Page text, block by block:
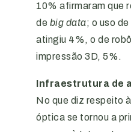
10% afirmaram que
de big data; o uso
atingiu 4%, o de
impressão 3D, 5%.
Infraestrutura de
No que diz respeito
óptica se tornou a